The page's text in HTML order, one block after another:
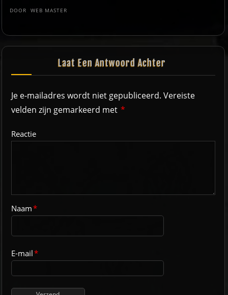
DOOR WEB MASTER
Laat Een Antwoord Achter
Je e-mailadres wordt niet gepubliceerd. Vereiste
velden zijn gemarkeerd met *
Reactie
Naam*
E-mail*